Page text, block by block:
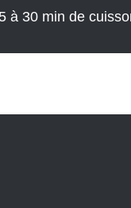
à 30 min de